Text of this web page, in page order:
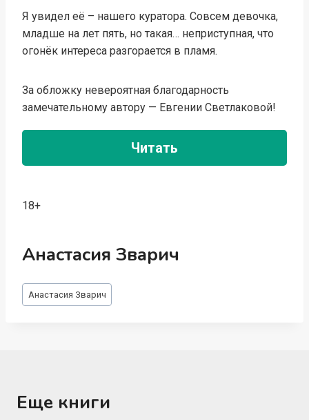
Я увидел её – нашего куратора. Совсем девочка,
младше на лет пять, но такая… неприступная, что
огонёк интереса разгорается в пламя.
За обложку невероятная благодарность
замечательному автору — Евгении Светлаковой!
Читать
18+
Анастасия Зварич
Метки
записи:
Анастасия Зварич
Еще книги